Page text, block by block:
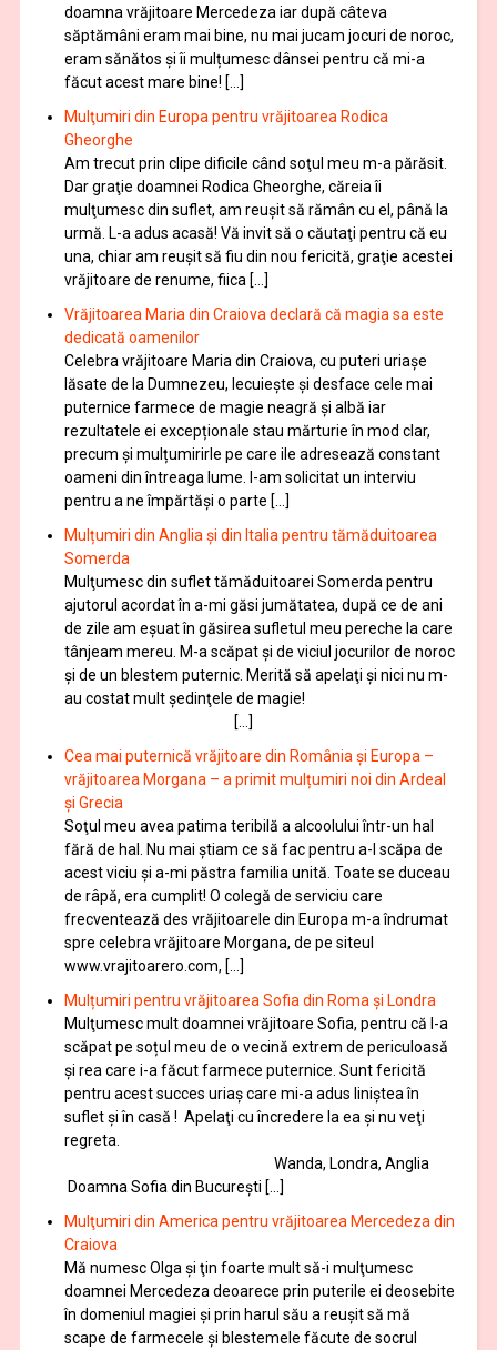
doamna vrăjitoare Mercedeza iar după câteva
săptămâni eram mai bine, nu mai jucam jocuri de noroc,
eram sănătos și îi mulțumesc dânsei pentru că mi-a
făcut acest mare bine! […]
Mulţumiri din Europa pentru vrăjitoarea Rodica
Gheorghe
Am trecut prin clipe dificile când soţul meu m-a părăsit.
Dar graţie doamnei Rodica Gheorghe, căreia îi
mulţumesc din suflet, am reuşit să rămân cu el, până la
urmă. L-a adus acasă! Vă invit să o căutaţi pentru că eu
una, chiar am reuşit să fiu din nou fericită, graţie acestei
vrăjitoare de renume, fiica […]
Vrăjitoarea Maria din Craiova declară că magia sa este
dedicată oamenilor
Celebra vrăjitoare Maria din Craiova, cu puteri uriașe
lăsate de la Dumnezeu, lecuieşte şi desface cele mai
puternice farmece de magie neagră şi albă iar
rezultatele ei excepționale stau mărturie în mod clar,
precum și mulțumirirle pe care ile adresează constant
oameni din întreaga lume. I-am solicitat un interviu
pentru a ne împărtăși o parte […]
Mulțumiri din Anglia și din Italia pentru tămăduitoarea
Somerda
Mulţumesc din suflet tămăduitoarei Somerda pentru
ajutorul acordat în a-mi găsi jumătatea, după ce de ani
de zile am eşuat în găsirea sufletul meu pereche la care
tânjeam mereu. M-a scăpat şi de viciul jocurilor de noroc
şi de un blestem puternic. Merită să apelaţi şi nici nu m-
au costat mult şedinţele de magie!
[…]
Cea mai puternică vrăjitoare din România și Europa –
vrăjitoarea Morgana – a primit mulțumiri noi din Ardeal
și Grecia
Soţul meu avea patima teribilă a alcoolului într-un hal
fără de hal. Nu mai ştiam ce să fac pentru a-l scăpa de
acest viciu şi a-mi păstra familia unită. Toate se duceau
de râpă, era cumplit! O colegă de serviciu care
frecventează des vrăjitoarele din Europa m-a îndrumat
spre celebra vrăjitoare Morgana, de pe siteul
www.vrajitoarero.com, […]
Mulțumiri pentru vrăjitoarea Sofia din Roma și Londra
Mulţumesc mult doamnei vrăjitoare Sofia, pentru că l-a
scăpat pe soțul meu de o vecină extrem de periculoasă
și rea care i-a făcut farmece puternice. Sunt fericită
pentru acest succes uriaș care mi-a adus liniștea în
suflet și în casă ! Apelaţi cu încredere la ea şi nu veţi
regreta.
Wanda, Londra, Anglia
Doamna Sofia din București […]
Mulţumiri din America pentru vrăjitoarea Mercedeza din
Craiova
Mă numesc Olga şi ţin foarte mult să-i mulţumesc
doamnei Mercedeza deoarece prin puterile ei deosebite
în domeniul magiei şi prin harul său a reuşit să mă
scape de farmecele şi blestemele făcute de socrul